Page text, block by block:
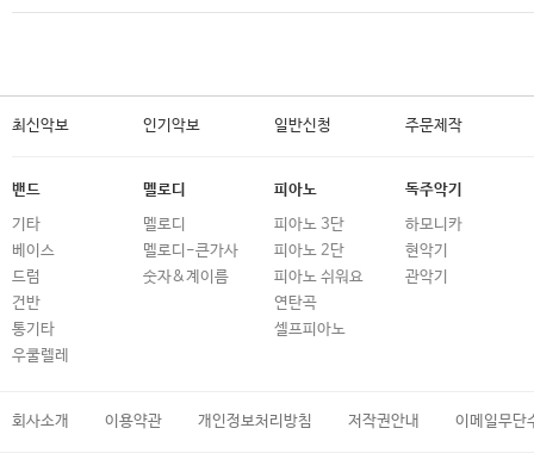
최신악보 인기악보 일반신청 주문제작
밴드
기타
베이스
드럼
건반
통기타
우쿨렐레
멜로디
멜로디
멜로디-큰가사
숫자&계이름
피아노
피아노 3단
피아노 2단
피아노 쉬워요
연탄곡
셀프피아노
독주악기
하모니카
현악기
관악기
회사소개 이용약관 개인정보처리방침 저작권안내 이메일무단